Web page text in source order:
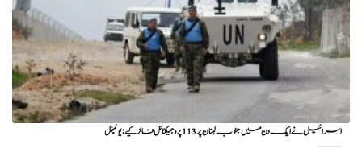
اسرائیل نے ایک دن میں جنوب لبنان پر 113 پروجیکٹائل فائر کیے: یونیفل